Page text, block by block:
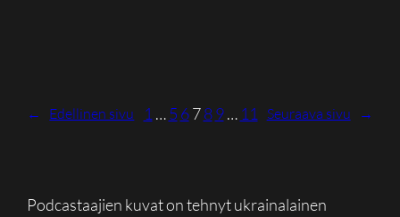
← Edellinen sivu 1 … 5 6 7 8 9 … 11 Seuraava sivu →
Podcastaajien kuvat on tehnyt ukrainalainen